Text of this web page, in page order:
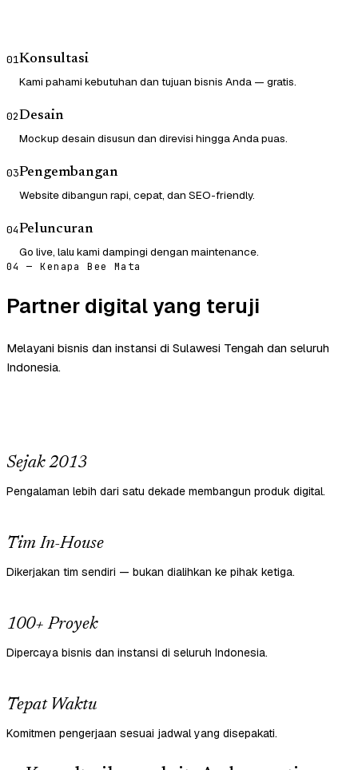
01Konsultasi
Kami pahami kebutuhan dan tujuan bisnis Anda — gratis.
02Desain
Mockup desain disusun dan direvisi hingga Anda puas.
03Pengembangan
Website dibangun rapi, cepat, dan SEO-friendly.
04Peluncuran
Go live, lalu kami dampingi dengan maintenance.
04 — Kenapa Bee Mata
Partner digital yang teruji
Melayani bisnis dan instansi di Sulawesi Tengah dan seluruh
Indonesia.
Sejak 2013
Pengalaman lebih dari satu dekade membangun produk digital.
Tim In-House
Dikerjakan tim sendiri — bukan dialihkan ke pihak ketiga.
100+ Proyek
Dipercaya bisnis dan instansi di seluruh Indonesia.
Tepat Waktu
Komitmen pengerjaan sesuai jadwal yang disepakati.